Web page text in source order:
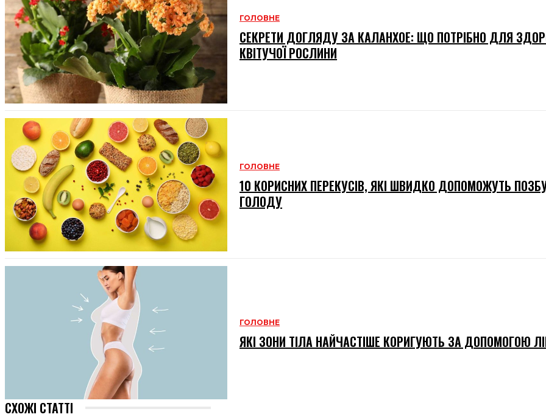
ГОЛОВНЕ
СЕКРЕТИ ДОГЛЯДУ ЗА КАЛАНХОЕ: ЩО ПОТРІБНО ДЛЯ
КВІТУЧОЇ РОСЛИНИ
ГОЛОВНЕ
10 КОРИСНИХ ПЕРЕКУСІВ, ЯКІ ШВИДКО ДОПОМОЖУТЬ
ГОЛОДУ
ГОЛОВНЕ
ЯКІ ЗОНИ ТІЛА НАЙЧАСТІШЕ КОРИГУЮТЬ ЗА ДОПОМОГОЮ
СХОЖІ СТАТТІ